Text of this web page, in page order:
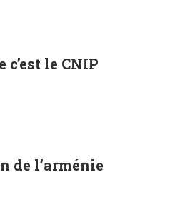
le CNIP
de l’arménie